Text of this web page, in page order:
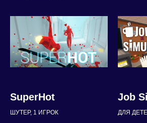
SuperHot
ШУТЕР, 1 ИГРОК
Job
ДЛЯ